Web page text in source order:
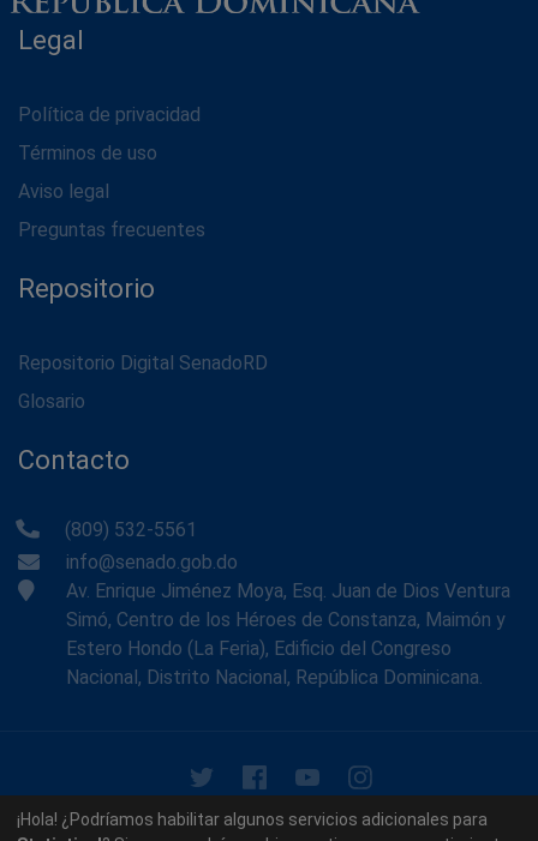
Legal
Política de privacidad
Términos de uso
Aviso legal
Preguntas frecuentes
Repositorio
Repositorio Digital SenadoRD
Glosario
Contacto
(809) 532-5561
info@senado.gob.do
Av. Enrique Jiménez Moya, Esq. Juan de Dios Ventura
Simó, Centro de los Héroes de Constanza, Maimón y
Estero Hondo (La Feria), Edificio del Congreso
Nacional, Distrito Nacional, República Dominicana.
© 2026 - Memoria Histórica del Senado de la República
¡Hola! ¿Podríamos habilitar algunos servicios adicionales para